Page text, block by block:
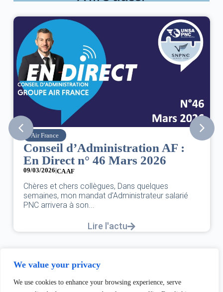
We value your privacy
We use cookies to enhance your browsing experience, serve
Air France
Conseil d’Administration AF :
En Direct n° 46 Mars 2026
09/03/2026|CA AF
Chères et chers collègues, Dans quelques
semaines, mon mandat d’Administrateur salarié
PNC arrivera à son...
Lire l'actu